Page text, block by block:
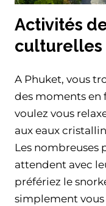
Activités
culturelles
A Phuket, vous
des moments en
voulez vous
aux eaux
Les nombreuses
attendent avec
préfériez le
simplement vous